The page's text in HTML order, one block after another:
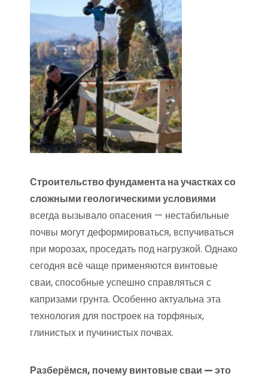
Строительство фундамента на участках со
сложными геологическими условиями
всегда вызывало опасения — нестабильные
почвы могут деформироваться, вспучиваться
при морозах, проседать под нагрузкой. Однако
сегодня всё чаще применяются винтовые
сваи, способные успешно справляться с
капризами грунта. Особенно актуальна эта
технология для построек на торфяных,
глинистых и пучинистых почвах.
Разберёмся, почему винтовые сваи — это